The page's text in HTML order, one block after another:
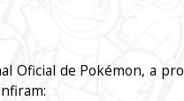
Oficial de Pokémon, a